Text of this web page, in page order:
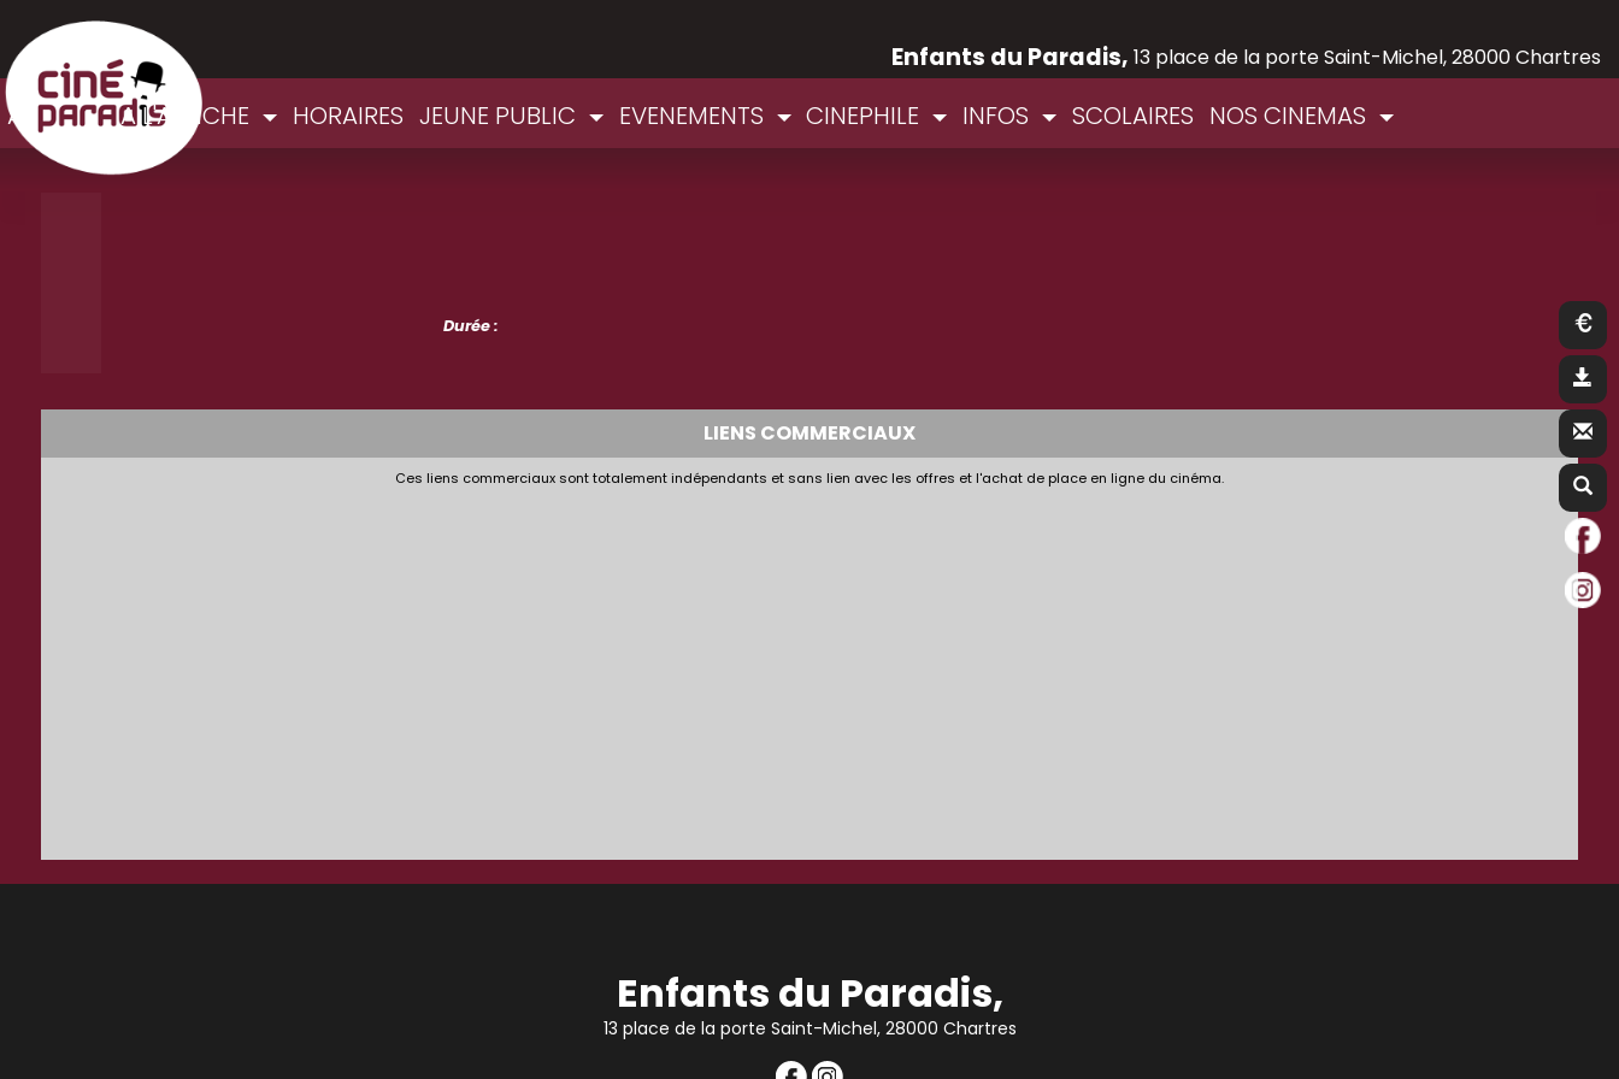
Enfants du Paradis, 13 place de la porte Saint-Michel, 28000 Chartres
ACCUEIL A L'AFFICHE HORAIRES JEUNE PUBLIC EVENEMENTS CINEPHILE INFOS SCOLAIRES NOS CINEMAS
Durée :
LIENS COMMERCIAUX
Ces liens commerciaux sont totalement indépendants et sans lien avec les offres et l'achat de place en ligne du cinéma.
Enfants du Paradis,
13 place de la porte Saint-Michel, 28000 Chartres